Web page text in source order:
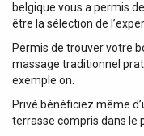
belgique vous a permis
être la sélection de
Permis de trouver votre
massage traditionnel
exemple on.
Privé bénéficiez même
terrasse compris dans le